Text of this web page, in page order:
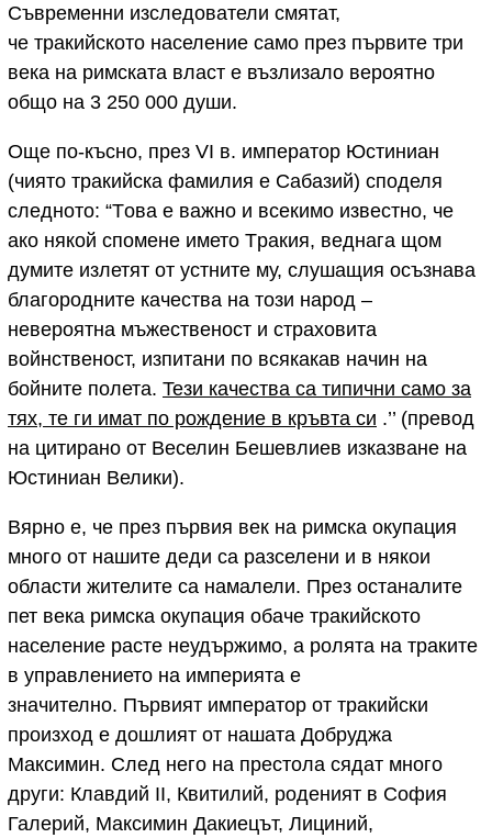
Съвременни изследователи смятат,
че тракийското население само през първите три
века на римската власт е възлизало вероятно
общо на 3 250 000 души.
Още по-късно, през VI в. император Юстиниан
(чиято тракийска фамилия е Сабазий) споделя
следното: “Tова е важно и всекимо известно, че
ако някой спомене името Tракия, веднага щом
думите излетят от устните му, слушащия осъзнава
благородните качества на този народ –
невероятна мъжественост и страховита
войнственост, изпитани по всякакав начин на
бойните полета. Teзи качества са типични само за
тях, те ги имат по рождение в кръвта си .’’ (превод
на цитирано от Веселин Бешевлиев изказване на
Юстиниан Велики).
Вярно е, че през първия век на римска окупация
много от нашите деди са разселени и в някои
области жителите са намалели. През останалите
пет века римска окупация обаче тракийското
население расте неудържимо, а ролята на траките
в управлението на империята е
значително. Първият император от тракийски
произход е дошлият от нашата Добруджа
Максимин. След него на престола сядат много
други: Клавдий II, Квитилий, роденият в София
Галерий, Максимин Дакиецът, Лициний,